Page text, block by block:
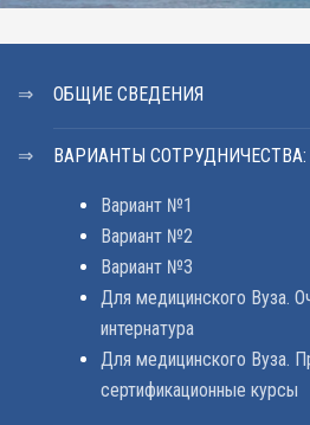
ОБЩИЕ СВЕДЕНИЯ
ВАРИАНТЫ СОТРУДНИЧЕСТВА:
Вариант №1
Вариант №2
Вариант №3
Для медицинского Вуза.
интернатура
Для медицинского Вуза.
сертификационные курсы